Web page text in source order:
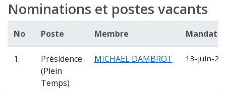
Nominations et postes vacants
No Poste Membre Mandat
1.
Présidence
(Plein
Temps)
MICHAEL DAMBROT 13-juin-